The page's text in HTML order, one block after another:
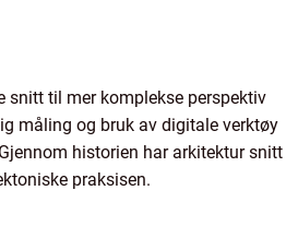
snitt til mer komplekse perspektiv
måling og bruk av digitale verktøy
historien har arkitektur snitt
praksisen.